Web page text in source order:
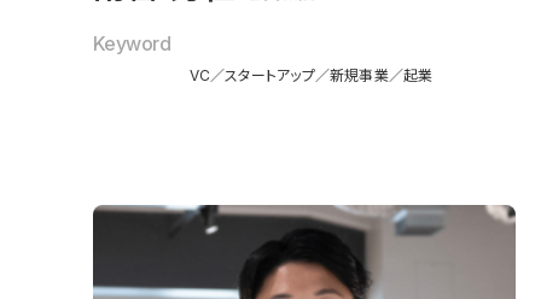
Keyword
VC スタートアップ 新規事業 起業